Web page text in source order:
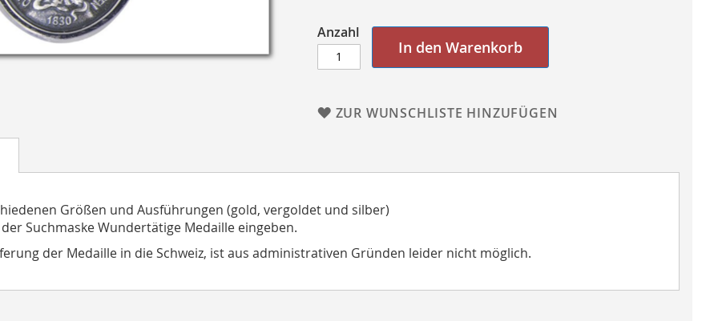
Anzahl
In den Warenkorb
ZUR WUNSCHLISTE HINZUFÜGEN
Größen und Ausführungen (gold, vergoldet und silber)
Suchmaske Wundertätige Medaille eingeben.
der Medaille in die Schweiz, ist aus administrativen Gründen leider nicht möglich.